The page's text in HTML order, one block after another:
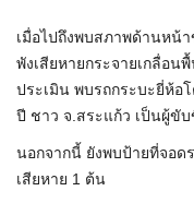
เมื่อไปถึงพบสภาพด้านหน้
พังเสียหายกระจายเกลื่อน
ประเมิน พบรถกระบะยี่ห้อ
ปี ชาว จ.สระแก้ว เป็นผู้ขั
นอกจากนี้ ยังพบป้ายที่จอด
เสียหาย 1 ต้น